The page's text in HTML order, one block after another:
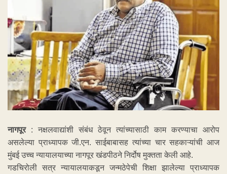
नागपूर : नक्षलवाद्यांशी संबंध ठेवून त्यांच्यासाठी काम करण्याचा आरोप
असलेल्या प्राध्यापक जी.एन. साईबाबासह त्यांच्या चार सहकाऱ्यांची आज
मुंबई उच्च न्यायालयाच्या नागपूर खंडपीठने निर्दोष मुक्तता केली आहे.
गडचिरोली सत्र न्यायालयाकडून जन्मठेपेची शिक्षा झालेल्या प्राध्यापक